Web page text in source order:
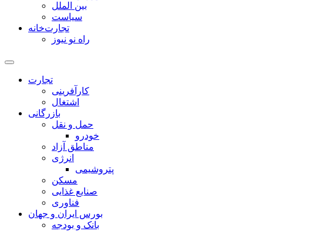
بین الملل
سیاست
تجارت‌خانه
راه نو نیوز
تجارت
کارآفرینی
اشتغال
بازرگانی
حمل و نقل
خودرو
مناطق آزاد
انرژی
پتروشیمی
مسکن
صنایع غذایی
فناوری
بورس ایران و جهان
بانک و بودجه